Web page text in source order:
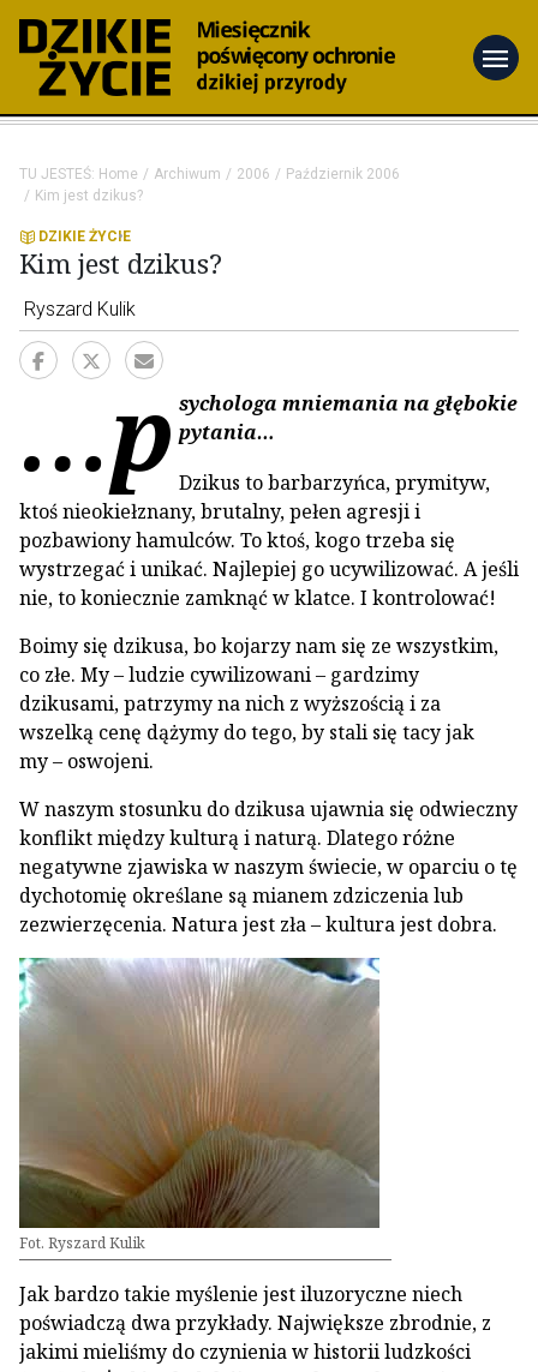
menu
TU JESTEŚ: Home Archiwum 2006
Październik 2006
Kim jest dzikus?
DZIKIE ŻYCIE
Kim jest dzikus?
Ryszard Kulik
…p sychologa mniemania na głębokie
pytania…
Dzikus to barbarzyńca, prymityw,
ktoś nieokiełznany, brutalny, pełen agresji i
pozbawiony hamulców. To ktoś, kogo trzeba się
wystrzegać i unikać. Najlepiej go ucywilizować. A jeśli
nie, to koniecznie zamknąć w klatce. I kontrolować!
Boimy się dzikusa, bo kojarzy nam się ze wszystkim,
co złe. My – ludzie cywilizowani – gardzimy
dzikusami, patrzymy na nich z wyższością i za
wszelką cenę dążymy do tego, by stali się tacy jak
my – oswojeni.
W naszym stosunku do dzikusa ujawnia się odwieczny
konflikt między kulturą i naturą. Dlatego różne
negatywne zjawiska w naszym świecie, w oparciu o tę
dychotomię określane są mianem zdziczenia lub
zezwierzęcenia. Natura jest zła – kultura jest dobra.
Fot. Ryszard Kulik
Jak bardzo takie myślenie jest iluzoryczne niech
poświadczą dwa przykłady. Największe zbrodnie, z
jakimi mieliśmy do czynienia w historii ludzkości